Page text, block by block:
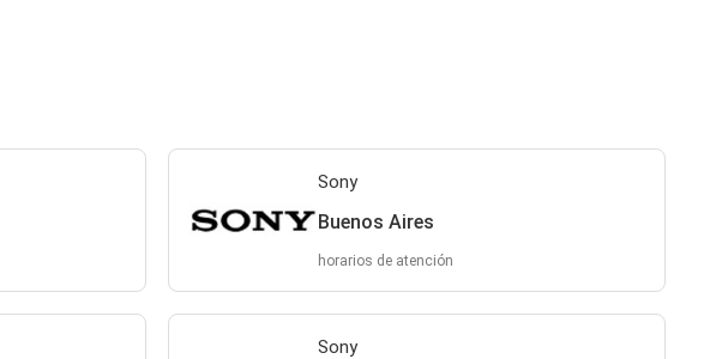
Sony
Buenos Aires
horarios de atención
Sony